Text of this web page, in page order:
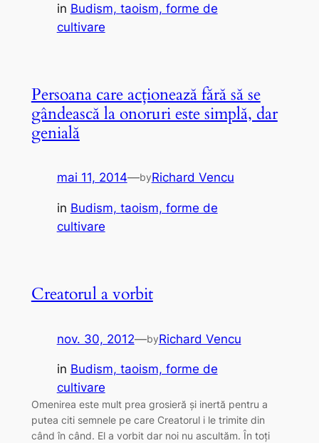
in Budism, taoism, forme de
cultivare
Persoana care acționează fără să se
gândească la onoruri este simplă, dar
genială
mai 11, 2014—byRichard Vencu
in Budism, taoism, forme de
cultivare
Creatorul a vorbit
nov. 30, 2012—byRichard Vencu
in Budism, taoism, forme de
cultivare
Omenirea este mult prea grosieră și inertă pentru a
putea citi semnele pe care Creatorul i le trimite din
când în când. El a vorbit dar noi nu ascultăm. În toți